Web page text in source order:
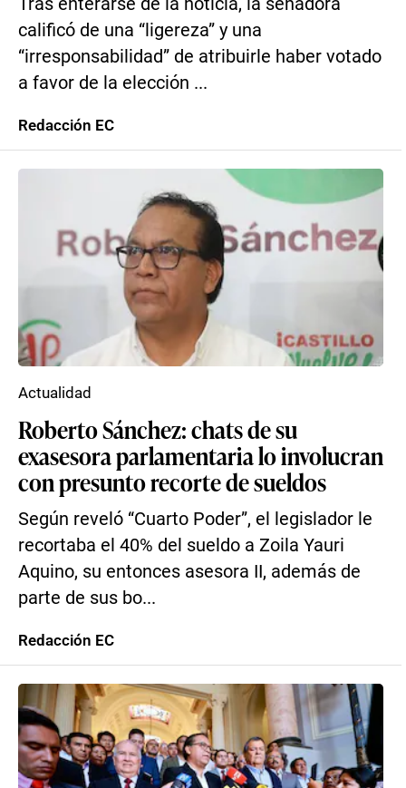
calificó de una “ligereza” y una
“irresponsabilidad” de atribuirle haber votado
a favor de la elección ...
Redacción EC
Roberto Sánchez: chats de su
exasesora parlamentaria lo involucran
con presunto recorte de sueldos
Según reveló “Cuarto Poder”, el legislador le
recortaba el 40% del sueldo a Zoila Yauri
Aquino, su entonces asesora II, además de
parte de sus bo...
Actualidad
Redacción EC